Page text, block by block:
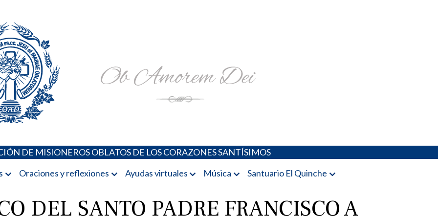
DE MISIONEROS OBLATOS DE LOS CORAZONES SANTÍSIMOS
Oraciones y reflexiones Ayudas virtuales Música Santuario El Quinche
DEL SANTO PADRE FRANCISCO A